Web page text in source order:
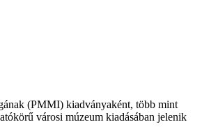
(PMMI) kiadványaként, több mint
városi múzeum kiadásában jelenik